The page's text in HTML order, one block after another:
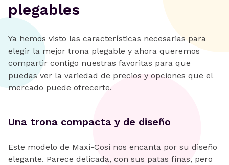
plegables
Ya hemos visto las características necesarias para
elegir la mejor trona plegable y ahora queremos
compartir contigo nuestras favoritas para que
puedas ver la variedad de precios y opciones que el
mercado puede ofrecerte.
Una trona compacta y de diseño
Este modelo de Maxi-Cosi nos encanta por su diseño
elegante. Parece delicada, con sus patas finas, pero